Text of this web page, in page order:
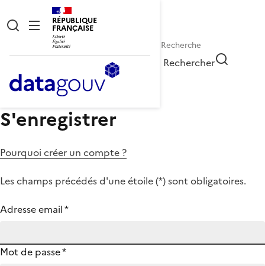
RÉPUBLIQUE
FRANÇAISE
Rechercher
S'enregistrer
Pourquoi créer un compte ?
Les champs précédés d'une étoile (*) sont obligatoires.
Adresse email*
Mot de passe*